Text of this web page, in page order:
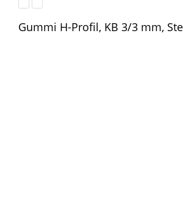
Gummi H-Profil, KB 3/3 mm,